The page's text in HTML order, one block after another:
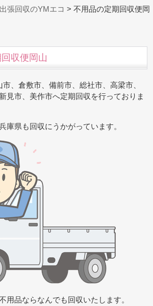
張回収のYMエコ > 不用品の定期回収便岡
収便岡山
、倉敷市、備前市、総社市、高梁市、
見市、美作市へ定期回収を行っておりま
庫県も回収にうかがっています。
用品ならなんでも回収いたします。